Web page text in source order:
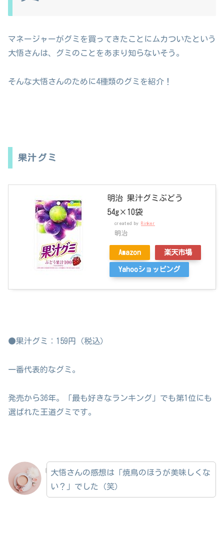
マネージャーがグミを買ってきたことにムカついたという
大悟さんは、グミのことをあまり知らないそう。
そんな大悟さんのために4種類のグミを紹介！
果汁グミ
明治 果汁グミぶどう
54g×10袋
created by Rinker
明治
Amazon 楽天市場
Yahooショッピング
●果汁グミ：159円（税込）
一番代表的なグミ。
発売から36年。「最も好きなランキング」でも第1位にも
選ばれた王道グミです。
大悟さんの感想は「焼鳥のほうが美味しくな
い？」でした（笑）